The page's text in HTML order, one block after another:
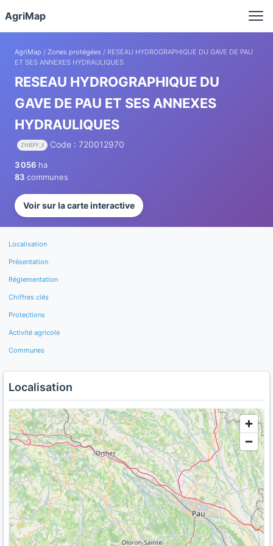
AgriMap
AgriMap / Zones protégées / RESEAU HYDROGRAPHIQUE DU GAVE DE PAU
ET SES ANNEXES HYDRAULIQUES
RESEAU HYDROGRAPHIQUE DU
GAVE DE PAU ET SES ANNEXES
HYDRAULIQUES
ZNIEFF_II Code : 720012970
3 056 ha
83 communes
Voir sur la carte interactive
Localisation
Présentation
Réglementation
Chiffres clés
Protections
Activité agricole
Communes
Localisation